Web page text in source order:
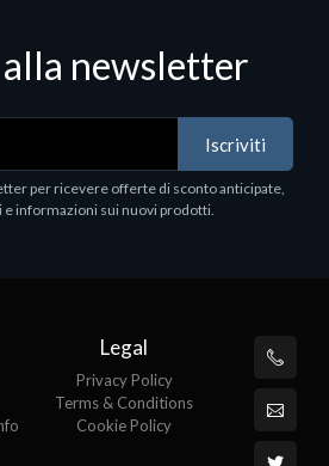
ESD
newsletter
Iscriviti
per ricevere offerte di sconto anticipate,
informazioni sui nuovi prodotti.
Legal
Privacy Policy
Terms & Conditions
Cookie Policy